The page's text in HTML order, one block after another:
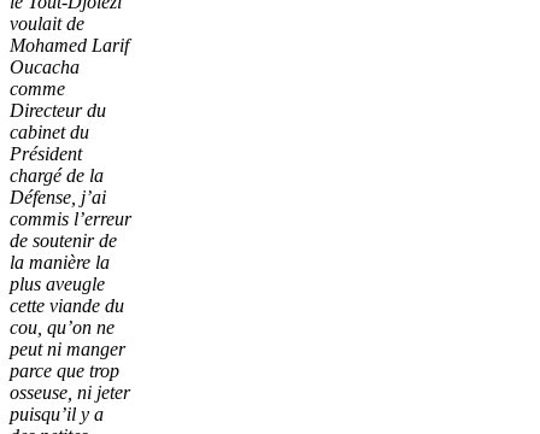
voulait de
Mohamed Larif
Oucacha
comme
Directeur du
cabinet du
Président
chargé de la
Défense, j’ai
commis l’erreur
de soutenir de
la manière la
plus aveugle
cette viande du
cou, qu’on ne
peut ni manger
parce que trop
osseuse, ni jeter
puisqu’il y a